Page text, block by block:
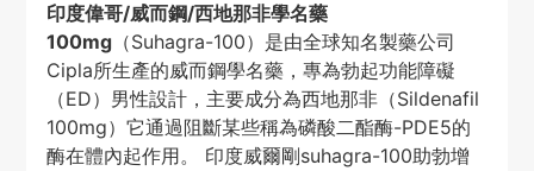
印度偉哥/威而鋼/西地那非學名藥
100mg（Suhagra-100）是由全球知名製藥公司
Cipla所生產的威而鋼學名藥，專為勃起功能障礙
（ED）男性設計，主要成分為西地那非（Sildenafil
100mg）它通過阻斷某些稱為磷酸二酯酶-PDE5的
酶在體內起作用。 印度威爾剛suhagra-100助勃增